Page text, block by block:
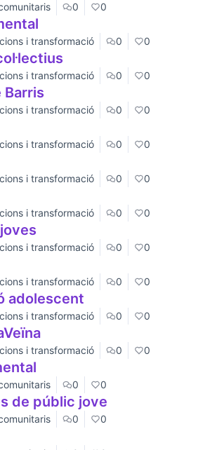
0 0
i transformació 0 0
i transformació 0 0
Barris
i transformació 0 0
i transformació 0 0
i transformació 0 0
i transformació 0 0
i transformació 0 0
i transformació 0 0
adolescent
i transformació 0 0
i transformació 0 0
0 0
de públic jove
0 0